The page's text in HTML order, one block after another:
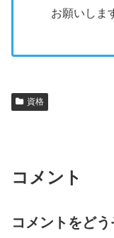
お願いしま
資格
コメント
コメントをどう